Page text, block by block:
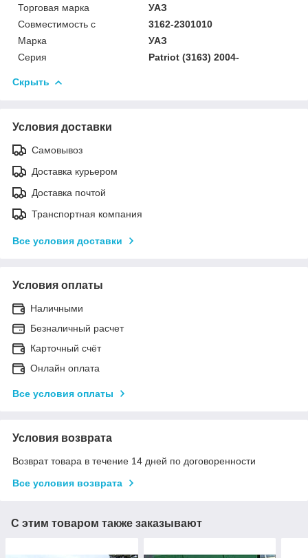
Торговая марка
УАЗ
Совместимость с
3162-2301010
Марка
УАЗ
Серия
Patriot (3163) 2004-
Скрыть
Условия доставки
Самовывоз
Доставка курьером
Доставка почтой
Транспортная компания
Все условия доставки
Условия оплаты
Наличными
Безналичный расчет
Карточный счёт
Онлайн оплата
Все условия оплаты
Условия возврата
Возврат товара в течение 14 дней по договоренности
Все условия возврата
С этим товаром также заказывают